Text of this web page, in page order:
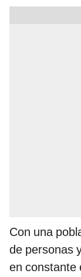
Con una
de personas
en constante